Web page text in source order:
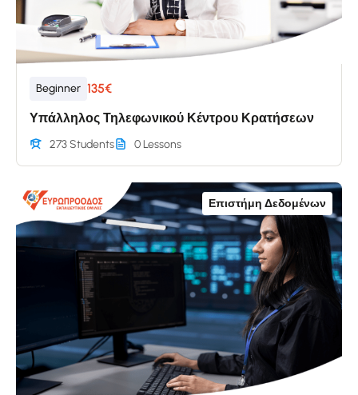
Beginner 135€
Υπάλληλος Τηλεφωνικού Κέντρου Κρατήσεων
273 Students 0 Lessons
Επιστήμη Δεδομένων